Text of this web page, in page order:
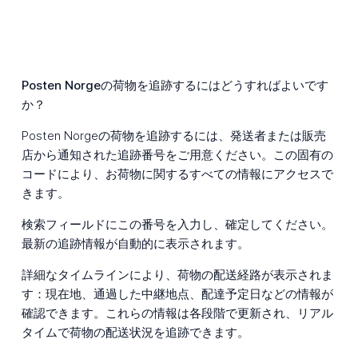
Posten Norgeの荷物を追跡するにはどうすればよいです
か？
Posten Norgeの荷物を追跡するには、発送者または販売
店から通知された追跡番号をご用意ください。この固有の
コードにより、お荷物に関するすべての情報にアクセスで
きます。
検索フィールドにこの番号を入力し、確定してください。
最新の追跡情報が自動的に表示されます。
詳細なタイムラインにより、荷物の配送経路が表示されま
す：現在地、通過した中継地点、配達予定日などの情報が
確認できます。これらの情報は各段階で更新され、リアル
タイムで荷物の配送状況を追跡できます。